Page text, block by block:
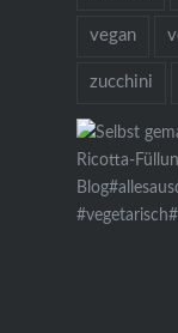
vegan
zucchini